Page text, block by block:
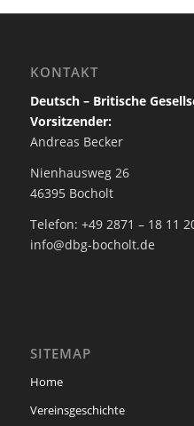
KONTAKT
Deutsch – Britische
Vorsitzender:
Andreas Becker
Nienhausweg 26
46395 Bocholt
Telefon: +49 2871 – 18 11
info@dbg-bocholt.de
SITEMAP
Home
Vereinsgeschichte